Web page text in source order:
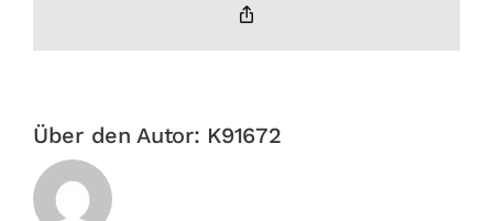
Über den Autor: K91672